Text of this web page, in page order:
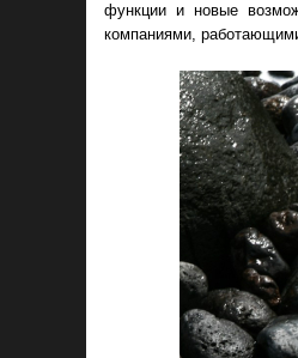
функции и новые
компаниями,